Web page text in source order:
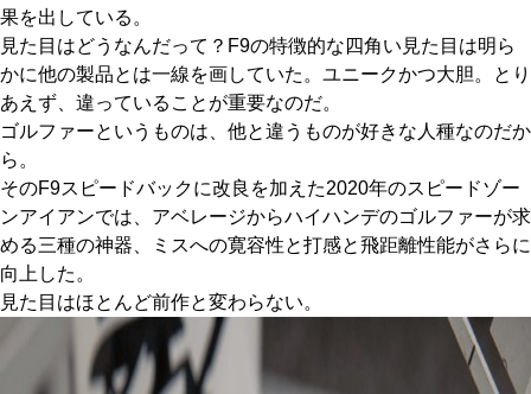
果を出している。
見た目はどうなんだって？F9の特徴的な四角い見た目は明ら
かに他の製品とは一線を画していた。ユニークかつ大胆。とり
あえず、違っていることが重要なのだ。
ゴルファーというものは、他と違うものが好きな人種なのだか
ら。
そのF9スピードバックに改良を加えた2020年のスピードゾー
ンアイアンでは、アベレージからハイハンデのゴルファーが求
める三種の神器、ミスへの寛容性と打感と飛距離性能がさらに
向上した。
見た目はほとんど前作と変わらない。
FAIRWAY WOODS
HYBRIDS ハイブリッド
IRONS アイアン
WEDGES ウェッジ
PUTTERS パター
OTHER
Editor’s Picks 編集部のおすすめ
Our Team 私たちのチーム